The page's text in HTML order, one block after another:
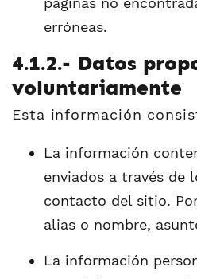
erróneas.
4.1.2.- Datos
voluntariamente
Esta información
La información
enviados a través de
contacto del sitio.
alias o nombre,
La información